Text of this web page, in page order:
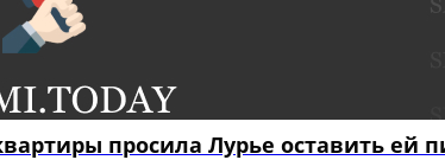
просила Лурье оставить ей